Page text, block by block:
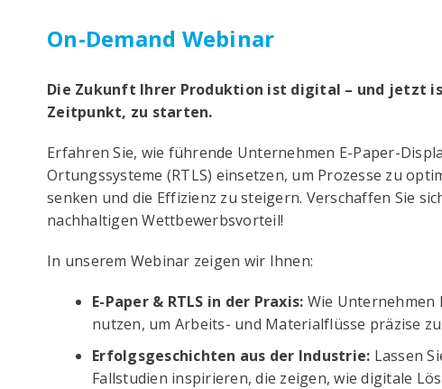
On-Demand Webinar
Die Zukunft Ihrer Produktion ist digital – und jetzt
Zeitpunkt, zu starten.
Erfahren Sie, wie führende Unternehmen E-Paper-
Ortungssysteme (RTLS) einsetzen, um Prozesse zu
senken und die Effizienz zu steigern. Verschaffen Sie
nachhaltigen Wettbewerbsvorteil!
In unserem Webinar zeigen wir Ihnen:
E-Paper & RTLS in der Praxis: Wie Unternehmen
nutzen, um Arbeits- und Materialflüsse präzise
Erfolgsgeschichten aus der Industrie: Lassen
Fallstudien inspirieren, die zeigen, wie digitale